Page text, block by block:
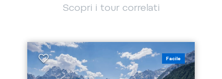
Scopri i tour correlati
Facile